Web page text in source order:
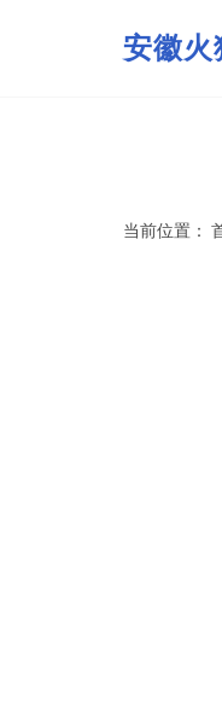
安徽火
当前位置：